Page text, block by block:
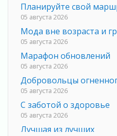
Планируйте свой
05 августа 2026
Мода вне возраста и
05 августа 2026
Марафон обновлений
05 августа 2026
Добровольцы
05 августа 2026
С заботой о здоровье
05 августа 2026
Лучшая из лучших